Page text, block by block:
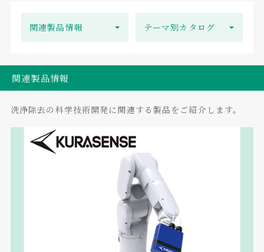
関連製品情報 テーマ別カタログ
関連製品情報
洗浄除去の科学技術開発に関連する製品をご紹介します。